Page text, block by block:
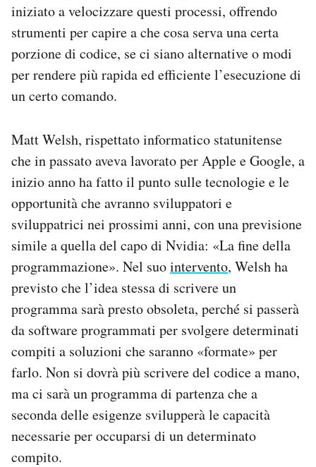
iniziato a velocizzare questi processi, offrendo
strumenti per capire a che cosa serva una certa
porzione di codice, se ci siano alternative o modi
per rendere più rapida ed efficiente l’esecuzione di
un certo comando.
Matt Welsh, rispettato informatico statunitense
che in passato aveva lavorato per Apple e Google, a
inizio anno ha fatto il punto sulle tecnologie e le
opportunità che avranno sviluppatori e
sviluppatrici nei prossimi anni, con una previsione
simile a quella del capo di Nvidia: «La fine della
programmazione». Nel suointervento, Welsh ha
previsto che l’idea stessa di scrivere un
programma sarà presto obsoleta, perché si passerà
da software programmati per svolgere determinati
compiti a soluzioni che saranno «formate» per
farlo. Non si dovrà più scrivere del codice a mano,
ma ci sarà un programma di partenza che a
seconda delle esigenze svilupperà le capacità
necessarie per occuparsi di un determinato
compito.